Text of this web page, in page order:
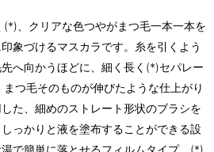
、クリアな色つやがまつ毛一本一本を
象づけるマスカラです。糸を引くよう
へ向かうほどに、細く長く(*)セパレー
つ毛そのものが伸びたような仕上がり
た、細めのストレート形状のブラシを
っかりと液を塗布することができる設
で簡単に落とせるフィルムタイプ。(*)